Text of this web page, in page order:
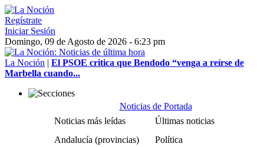
Regístrate
Iniciar Sesión
Domingo, 09 de Agosto de 2026 - 6:23 pm
La Noción | El PSOE critica que Bendodo “venga a reírse de
Marbella cuando...
Noticias de Portada
Noticias más leídas
Últimas noticias
Andalucía (provincias)
Política